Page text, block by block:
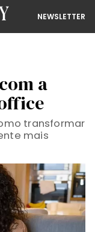
NEWSLETTER
a
transformar
mais